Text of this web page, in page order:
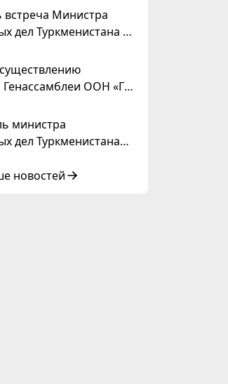
дел Швейцарской
встреча Министра
дел Туркменистана с
ООН «Год
Туркменистаном
министра
дел Туркменистана
лиц Форума
новостей